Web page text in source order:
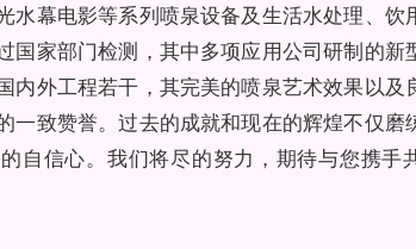
水幕电影等系列喷泉设备及生活水处理、饮
国家部门检测，其中多项应用公司研制的新
内外工程若干，其完美的喷泉艺术效果以及
一致赞誉。过去的成就和现在的辉煌不仅磨
自信心。我们将尽的努力，期待与您携手